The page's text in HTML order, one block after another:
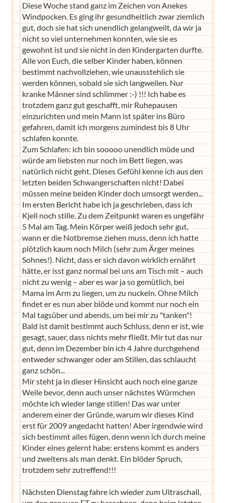
Diese Woche stand ganz im Zeichen von Anekes
Windpocken. Es ging ihr gesundheitlich zwar ziemlich
gut, doch sie hat sich unendlich gelangweilt, da wir ja
nicht so viel unternehmen konnten, wie sie es
gewohnt ist und sie nicht in den Kindergarten durfte.
Alle von Euch, die selber Kinder haben, können
bestimmt nachvollziehen, wie unausstehlich sie
werden können, sobald sie sich langweilen. Nur
kranke Männer sind schlimmer :-) !!! Ich habe es
trotzdem ganz gut geschafft, mir Ruhepausen
einzurichten und mein Mann ist später ins Büro
gefahren, damit ich morgens zumindest bis 8 Uhr
schlafen konnte.
Zum Schlafen: ich bin sooooo unendlich müde und
würde am liebsten nur noch im Bett liegen, was
natürlich nicht geht. Dieses Gefühl kenne ich aus den
letzten beiden Schwangerschaften nicht! Dabei
müssen meine beiden Kinder doch umsorgt werden...
Im ersten Bericht habe ich ja geschrieben, dass ich
Kjell noch stille. Zu dem Zeitpunkt waren es ungefähr
5 Mal am Tag. Mein Körper weiß jedoch sehr gut,
wann er die Notbremse ziehen muss, denn ich hatte
plötzlich kaum noch Milch (sehr zum Ärger meines
Sohnes!). Nicht, dass er sich davon wirklich ernährt
hätte, er isst ganz normal bei uns am Tisch mit – auch
nicht zu wenig – aber es war ja so gemütlich, bei
Mama im Arm zu liegen, um zu nuckeln. Ohne Milch
findet er es nun aber blöde und kommt nur noch ein
Mal tagsüber und abends, um bei mir zu "tanken"!
Bald ist damit bestimmt auch Schluss, denn er ist, wie
gesagt, sauer, dass nichts mehr fließt. Mir tut das nur
gut, denn im Dezember bin ich 4 Jahre durchgehend
entweder schwanger oder am Stillen, das schlaucht
ganz schön...
Mir steht ja in dieser Hinsicht auch noch eine ganze
Weile bevor, denn auch unser nächstes Würmchen
möchte ich wieder lange stillen! Das war unter
anderem einer der Gründe, warum wir dieses Kind
erst für 2009 angedacht hatten! Aber irgendwie wird
sich bestimmt alles fügen, denn wenn ich durch meine
Kinder eines gelernt habe: erstens kommt es anders
und zweitens als man denkt. Ein blöder Spruch,
trotzdem sehr zutreffend!!!
Nächsten Dienstag fahre ich wieder zum Ultraschall,